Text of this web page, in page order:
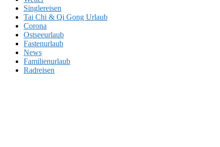
Singlereisen
Tai Chi & Qi Gong Urlaub
Corona
Ostseeurlaub
Fastenurlaub
News
Familienurlaub
Radreisen